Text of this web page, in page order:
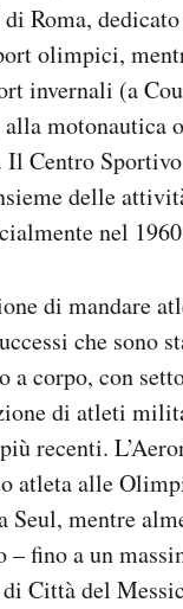
Roma,
olimpici,
invernali (a
motonautica
Centro Sportivo
delle
nel
di mandare
che sono
a corpo, con
di atleti
recenti.
atleta alle
Seul, mentre
fino a un
Città del